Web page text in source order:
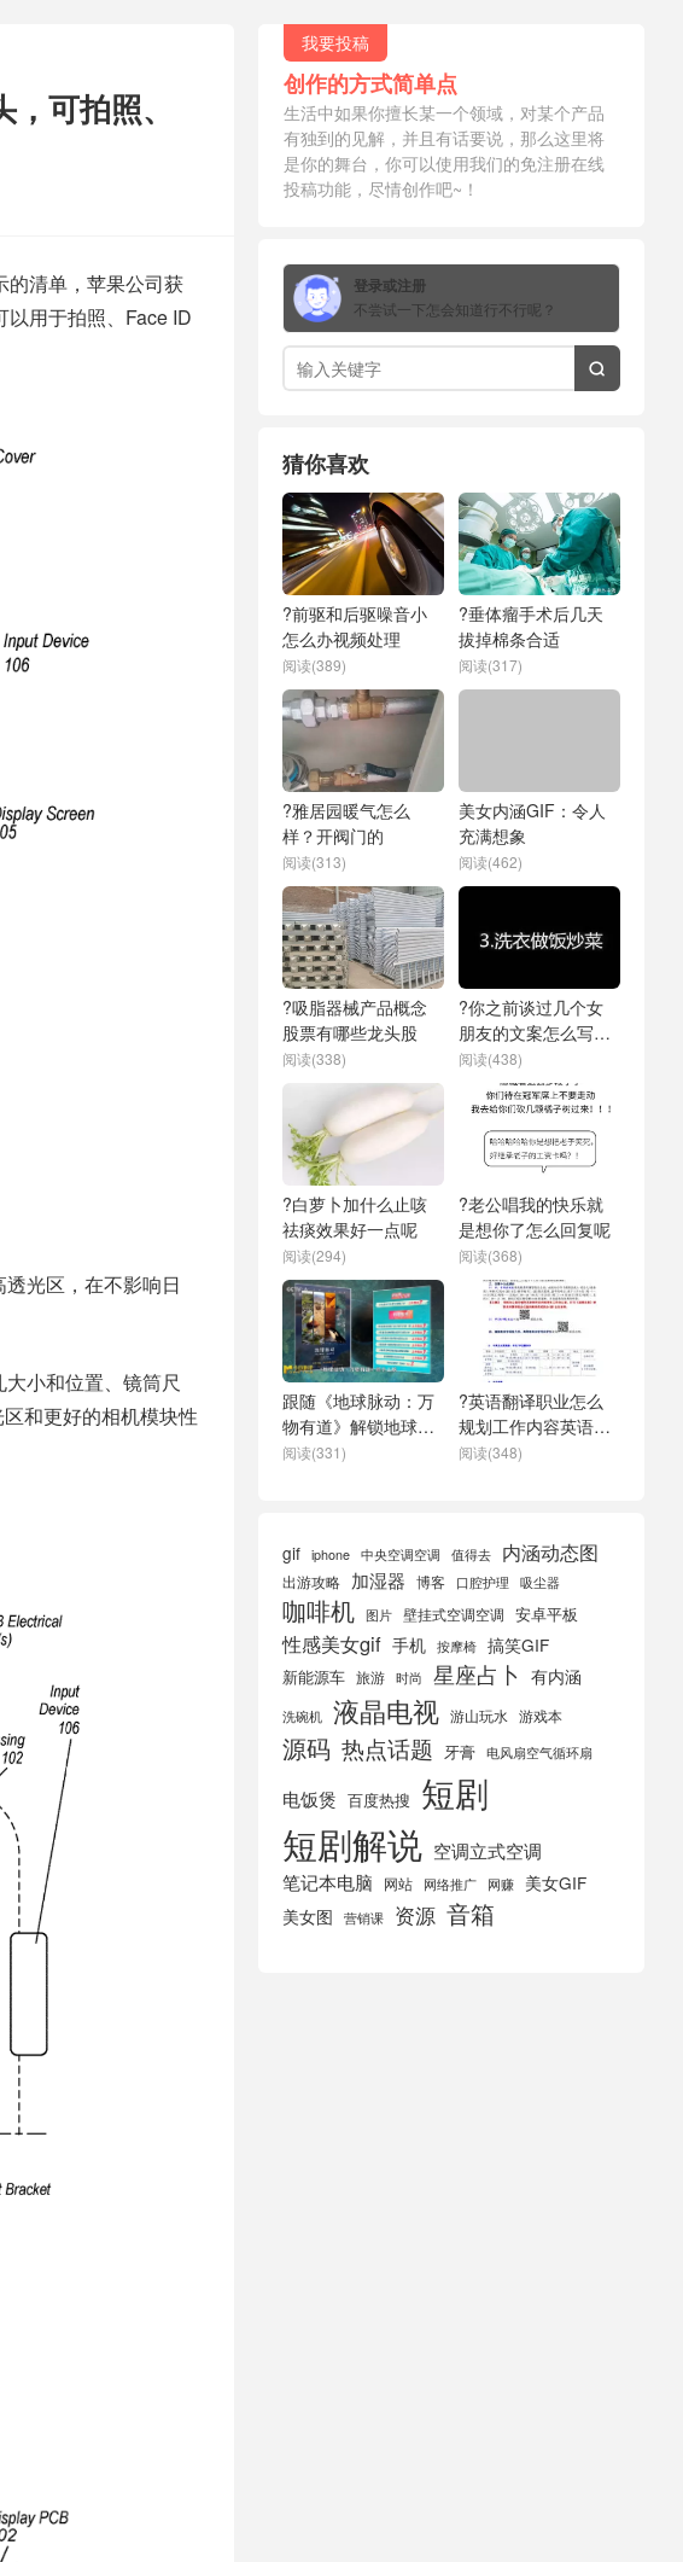
可拍照、
的清单，苹果公司获
用于拍照、Face ID
光区，在不影响日
小和位置、镜筒尺
和更好的相机模块性
我要投稿
创作的方式简单点
生活中如果你擅长某一个领域，对某个产品
有独到的见解，并且有话要说，那么这里将
是你的舞台，你可以使用我们的免注册在线
投稿功能，尽情创作吧~！
登录或注册
不尝试一下怎会知道行不行呢？

猜你喜欢
?前驱和后驱噪音小
怎么办视频处理
阅读(389)
?垂体瘤手术后几天
拔掉棉条合适
阅读(317)
?雅居园暖气怎么
样？开阀门的
阅读(313)
美女内涵GIF：令人
充满想象
阅读(462)
?吸脂器械产品概念
股票有哪些龙头股
阅读(338)
?你之前谈过几个女
朋友的文案怎么写好
呢
阅读(438)
?白萝卜加什么止咳
祛痰效果好一点呢
阅读(294)
?老公唱我的快乐就
是想你了怎么回复呢
阅读(368)
跟随《地球脉动：万
物有道》解锁地球极
致之美-?值得看
阅读(331)
?英语翻译职业怎么
规划工作内容英语翻
译
阅读(348)
gif iphone 中央空调空调 值得去 内涵动态图
出游攻略 加湿器 博客 口腔护理 吸尘器
咖啡机 图片 壁挂式空调空调 安卓平板
性感美女gif 手机 按摩椅 搞笑GIF
新能源车 旅游 时尚 星座占卜 有内涵
洗碗机 液晶电视 游山玩水 游戏本
源码 热点话题 牙膏 电风扇空气循环扇
电饭煲 百度热搜 短剧
短剧解说 空调立式空调
笔记本电脑 网站 网络推广 网赚
美女GIF
美女图
营销课 资源 音箱